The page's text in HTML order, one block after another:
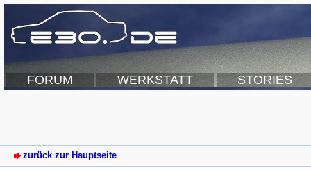
FORUM WERKSTATT STORIES
zurück zur Hauptseite